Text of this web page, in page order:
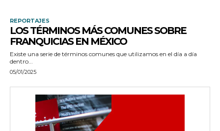
REPORTAJES
LOS TÉRMINOS MÁS COMUNES SOBRE
FRANQUICIAS EN MÉXICO
Existe una serie de términos comunes que utilizamos en el día a día
dentro...
05/01/2025